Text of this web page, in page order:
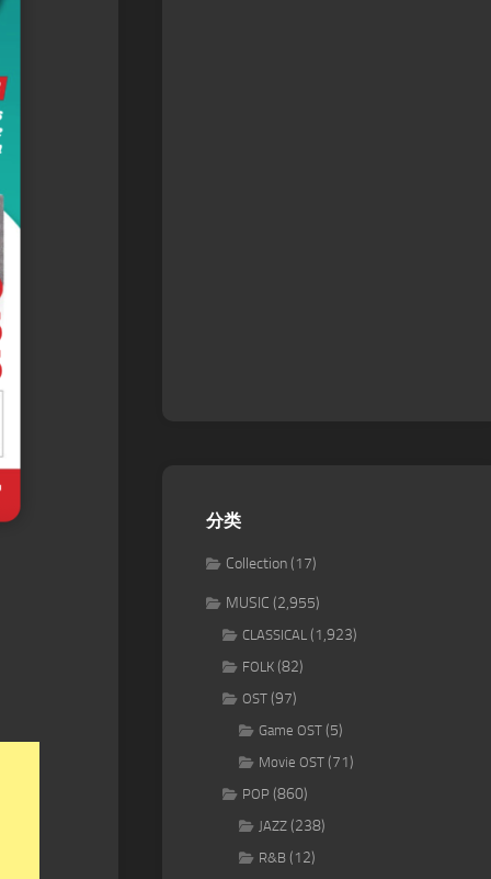
分类
Collection(17)
MUSIC (2,955)
CLASSICAL (1,923)
FOLK (82)
OST (97)
Game OST (5)
Movie OST (71)
POP (860)
JAZZ (238)
R&B (12)